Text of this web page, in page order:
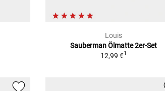
Louis
Sauberman Ölmatte 2er-Set
12,99 €1